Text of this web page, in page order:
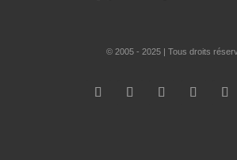
© 2005 - 2025 | Tous droits